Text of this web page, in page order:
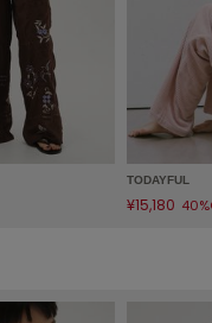
TODAYFUL
¥15,180